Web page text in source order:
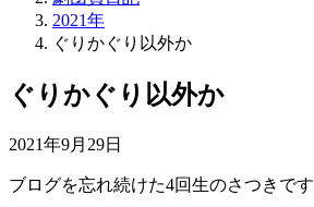
2021年
ぐりかぐり以外か
ぐりかぐり以外か
2021年9月29日
ブログを忘れ続けた4回生のさつきです